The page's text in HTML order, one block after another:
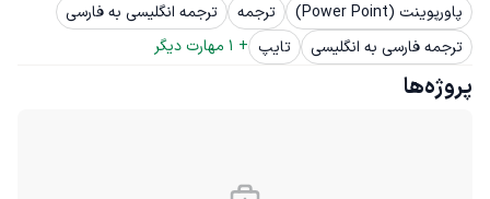
پاورپوینت (Power Point)
ترجمه
ترجمه انگلیسی به فارسی
ترجمه فارسی به انگلیسی
تایپ +
1 مهارت دیگر
پروژه‌ها